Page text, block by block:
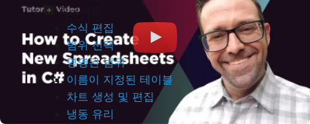
워크시트
수식 편집
범위 선택
명명된 범위
이름이 지정된 테이블
차트 생성 및 편집
냉동 유리